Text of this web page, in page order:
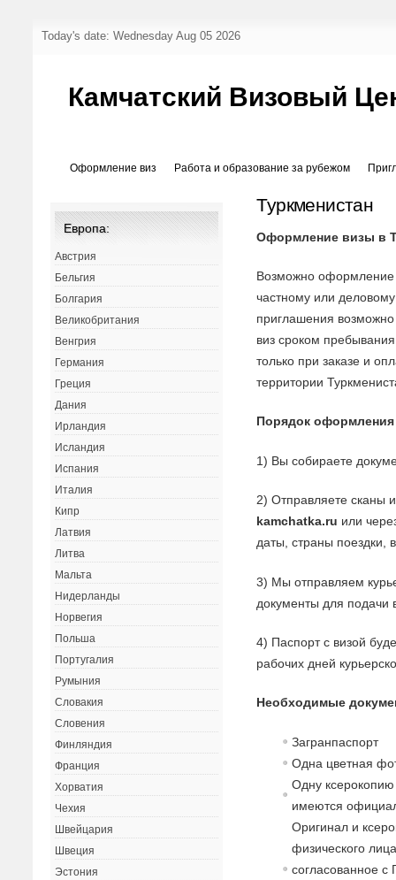
Today's date: Wednesday Aug 05 2026
Камчатский Визовый
Оформление виз Работа и образование за рубежом
Туркменистан
Оформление визы в
Возможно оформление
частному или
приглашения
виз сроком
только при заказе и
территории
Порядок
1) Вы собираете
2) Отправляете сканы
kamchatka.ru или
даты, страны поездки,
3) Мы отправляем
документы для подачи
4) Паспорт с визой
рабочих дней
Необходимые
Загранпаспорт
Одна цветная
Одну
имеются
Оригинал и
физического
согласованное с
Европа:
Австрия
Бельгия
Болгария
Великобритания
Венгрия
Германия
Греция
Дания
Ирландия
Исландия
Испания
Италия
Кипр
Латвия
Литва
Мальта
Нидерланды
Норвегия
Польша
Португалия
Румыния
Словакия
Словения
Финляндия
Франция
Хорватия
Чехия
Швейцария
Швеция
Эстония